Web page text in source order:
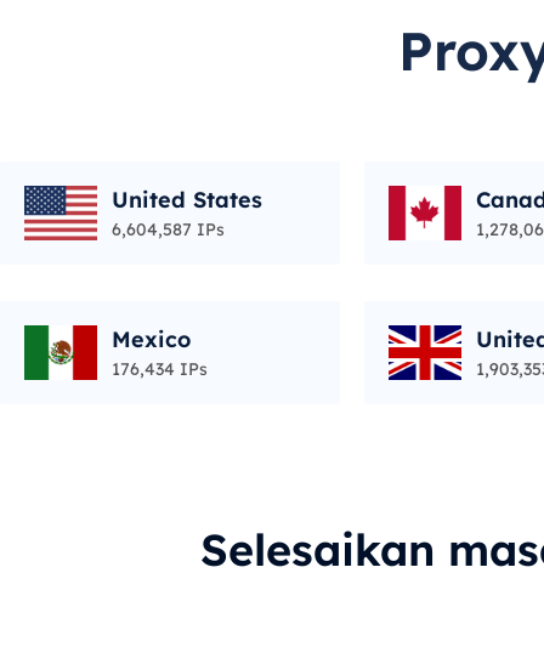
United States
6,604,587 IPs
Mexico
176,434 IPs
Selesaikan